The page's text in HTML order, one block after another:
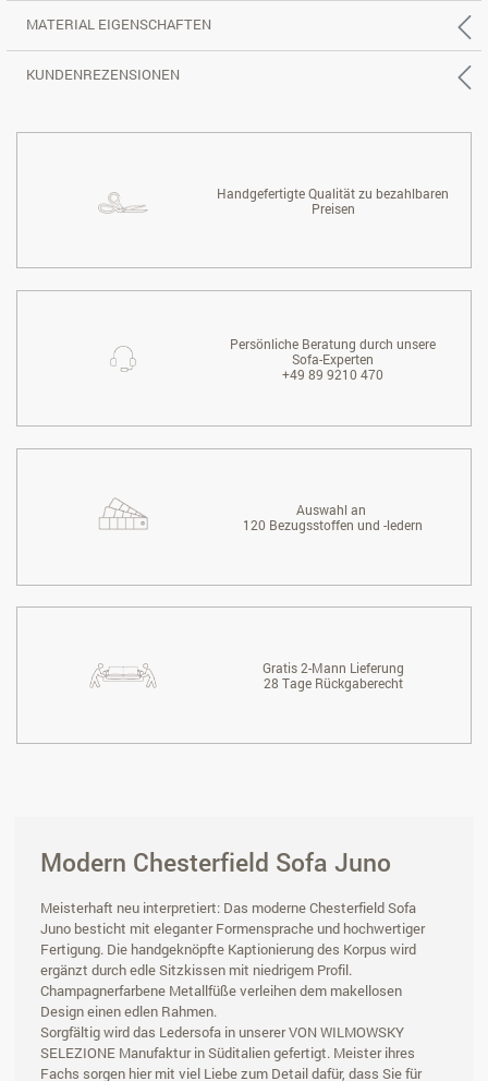
MATERIAL EIGENSCHAFTEN
KUNDENREZENSIONEN
Handgefertigte Qualität zu bezahlbaren
Preisen
Persönliche Beratung durch unsere
Sofa-Experten
+49 89 9210 470
Auswahl an
120 Bezugsstoffen und -ledern
Gratis 2-Mann Lieferung
28 Tage Rückgaberecht
Modern Chesterfield Sofa Juno
Meisterhaft neu interpretiert: Das moderne Chesterfield Sofa
Juno besticht mit eleganter Formensprache und hochwertiger
Fertigung. Die handgeknöpfte Kaptionierung des Korpus wird
ergänzt durch edle Sitzkissen mit niedrigem Profil.
Champagnerfarbene Metallfüße verleihen dem makellosen
Design einen edlen Rahmen.
Sorgfältig wird das Ledersofa in unserer VON WILMOWSKY
SELEZIONE Manufaktur in Süditalien gefertigt. Meister ihres
Fachs sorgen hier mit viel Liebe zum Detail dafür, dass Sie für